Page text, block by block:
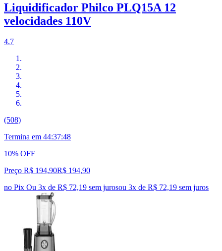
Liquidificador Philco PLQ15A 12
velocidades 110V
4.7
(508)
Termina em 44:37:48
10% OFF
Preço R$ 194,90R$ 194,90
no Pix Ou 3x de R$ 72,19 sem jurosou 3x de R$ 72,19 sem juros